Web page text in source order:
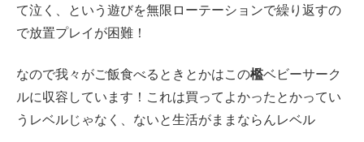
て泣く、という遊びを無限ローテーションで繰り返すの
で放置プレイが困難！
なので我々がご飯食べるときとかはこの檻ベビーサーク
ルに収容しています！これは買ってよかったとかってい
うレベルじゃなく、ないと生活がままならんレベル